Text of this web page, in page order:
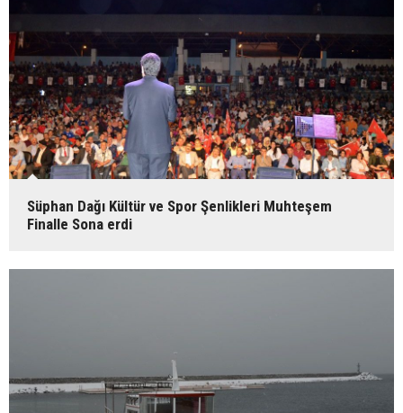
Süphan Dağı Kültür ve Spor Şenlikleri Muhteşem
Finalle Sona erdi